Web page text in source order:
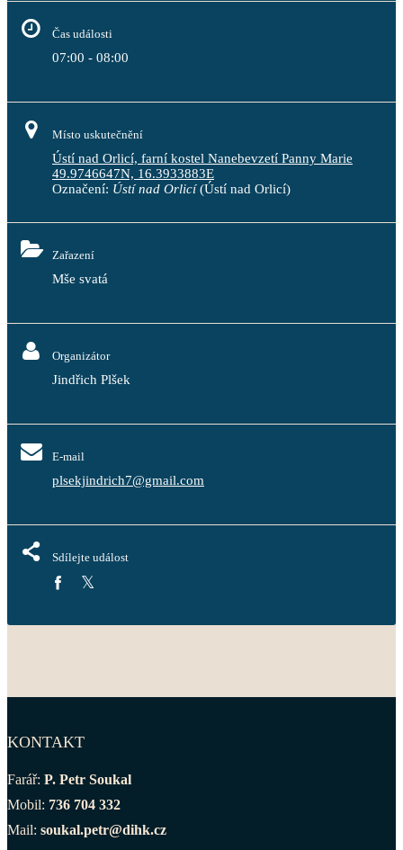
Čas události
07:00 - 08:00
Místo uskutečnění
Ústí nad Orlicí, farní kostel Nanebevzetí Panny Marie
49.9746647N, 16.3933883E
Označení: Ústí nad Orlicí(Ústí nad Orlicí)
Zařazení
Mše svatá
Organizátor
Jindřich Plšek
E-mail
plsekjindrich7@gmail.com
Sdílejte událost
KONTAKT
Farář: P. Petr Soukal
Mobil: 736 704 332
Mail: soukal.petr@dihk.cz